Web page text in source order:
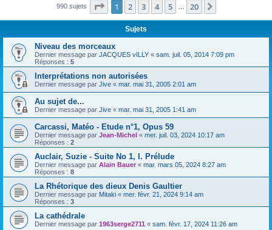
990 sujets Page 1sur20
1 2 3 4 5 20
Sujets
Niveau des morceaux
Dernier message par JACQUES vILLY « sam. juil. 05, 2014 7:09 pm
Réponses : 5
Interprétations non autorisées
Dernier message par Jive « mar. mai 31, 2005 2:01 am
Au sujet de...
Dernier message par Jive « mar. mai 31, 2005 1:41 am
Carcassi, Matéo - Etude n°1, Opus 59
Dernier message par Jean-Michel « mer. juil. 03, 2024 10:17 am
Réponses : 2
Auclair, Suzie - Suite No 1, I. Prélude
Dernier message par Alain Bauer « mar. mars 05, 2024 8:27 am
Réponses : 8
La Rhétorique des dieux Denis Gaultier
Dernier message par Mitaki « mer. févr. 21, 2024 9:14 am
Réponses : 3
La cathédrale
Dernier message par 1963serge2711 « sam. févr. 17, 2024 11:26 am